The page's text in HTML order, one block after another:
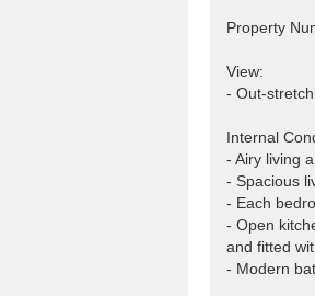
Property
View:
- Out-
Internal
- Airy living
- Spacious
- Each
- Open
and fitted
- Modern